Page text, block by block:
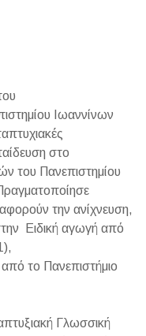
Ιωαννίνων
στο
του Πανεπιστημίου
την ανίχνευση,
Ειδική αγωγή από
το Πανεπιστήμιο
Γλωσσική